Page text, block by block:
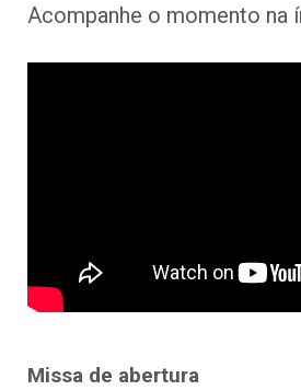
Acompanhe o momento na
Missa de abertura